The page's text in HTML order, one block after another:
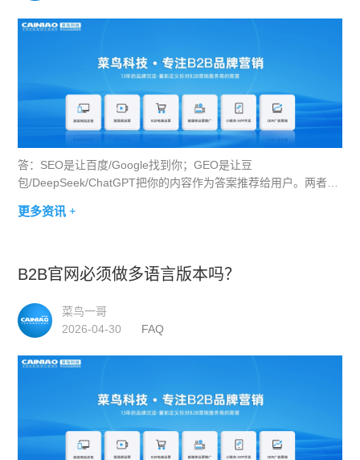
答：SEO是让百度/Google找到你；GEO是让豆
包/DeepSeek/ChatGPT把你的内容作为答案推荐给用户。两者底
需要额外的Schema标记、FAQ结构化、llms.txt
更多资讯 +
B2B官网必须做多语言版本吗？
菜鸟一哥
2026-04-30
FAQ